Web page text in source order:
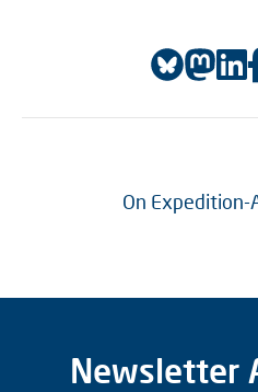
On Expedition-
Newsletter